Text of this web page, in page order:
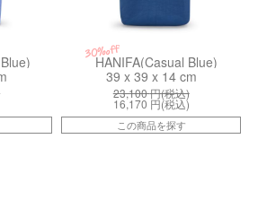
30%off
HANIFA(Casual Blue)
39 x 39 x 14 cm
23,100円(税込)
16,170 円(税込)
この商品を探す